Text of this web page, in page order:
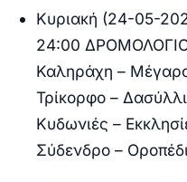
Κυριακή (24-05-
24:00
Καληράχη –
Τρίκορφο –
Κυδωνιές –
Σύδενδρο –